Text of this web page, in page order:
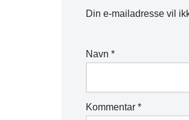
Din e-mailadresse vil
Navn *
Kommentar *